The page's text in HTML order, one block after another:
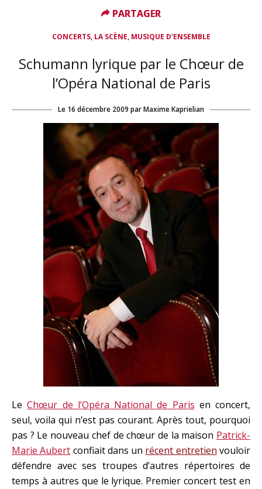
CONCERTS, LA SCÈNE, MUSIQUE D'ENSEMBLE
Schumann lyrique par le Chœur de
l’Opéra National de Paris
Le 16 décembre 2009 parMaxime Kaprielian
LeChœur de l’Opéra National de Paris en concert,
seul, voila qui n’est pas courant. Après tout, pourquoi
pas ? Le nouveau chef de chœur de la maison Patrick-
Marie Aubert confiait dans un récent entretien vouloir
défendre avec ses troupes d’autres répertoires de
temps à autres que le lyrique. Premier concert test en
PARTAGER
PARTAGER